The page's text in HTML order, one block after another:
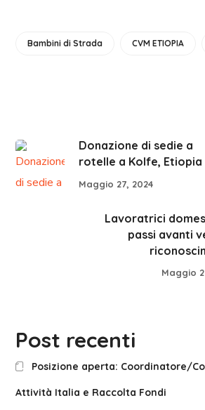
Bambini di Strada CVM ETIOPIA
Donazione di sedie a
rotelle a Kolfe, Etiopia
Maggio 27, 2024
Lavoratrici
passi avanti
Maggio
Post recenti
Posizione aperta: Coordinatore/
Attività Italia e Raccolta Fondi